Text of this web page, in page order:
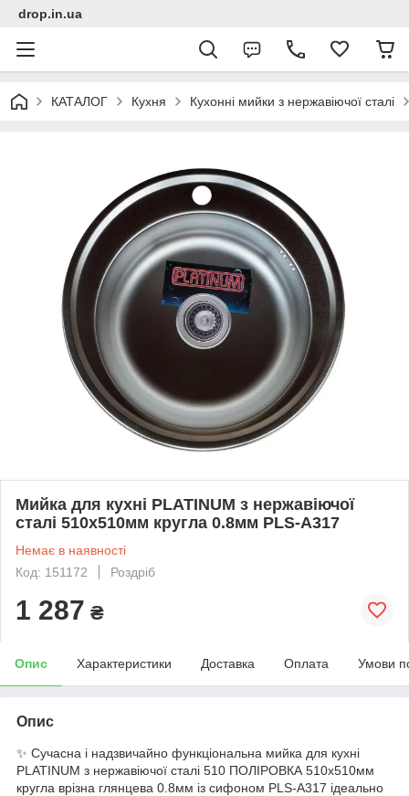
drop.in.ua
КАТАЛОГ Кухня Кухонні мийки з нержавіючої сталі
Мийка для кухні PLATINUM з нержавіючої
сталі 510x510мм кругла 0.8мм PLS-A317
Немає в наявності
Код: 151172
Роздріб
1 287 ₴
Опис Характеристики Доставка Оплата Умови
Опис
✨ Сучасна і надзвичайно функціональна мийка для кухні
PLATINUM з нержавіючої сталі 510 ПОЛIРОВКА 510x510мм
кругла врізна глянцева 0.8мм із сифоном PLS-A317 ідеально